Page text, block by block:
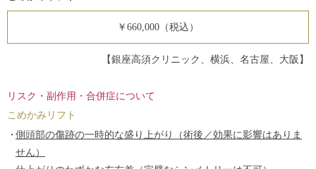
￥660,000（税込）
【銀座高須クリニック、横浜、名古屋、大阪】
リスク・副作用・合併症について
こめかみリフト
側頭部の傷跡の一時的な盛り上がり（術後／効果に影響はありま
せん）